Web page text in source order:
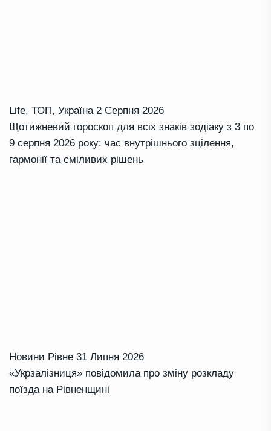
Life, ТОП, Україна 2 Серпня 2026
Щотижневий гороскоп для всіх знаків зодіаку з 3 по
9 серпня 2026 року: час внутрішнього зцілення,
гармонії та сміливих рішень
Новини Рівне 31 Липня 2026
«Укрзалізниця» повідомила про зміну розкладу
поїзда на Рівненщині